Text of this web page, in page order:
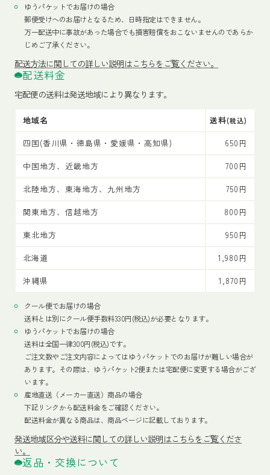
ゆうパケットでお届けの場合
郵便受けへのお届けとなるため、日時指定はできません。
万一配送中に事故があった場合でも損害賠償をおこないませんのであらか
じめご了承ください。
配送方法に関しての詳しい説明はこちらをご覧ください。
配送料金
宅配便の送料は発送地域により異なります。
地域名 送料(税込)
四国(香川県・徳島県・愛媛県・高知県)
650円
中国地方、近畿地方
700円
北陸地方、東海地方、九州地方
750円
関東地方、信越地方
800円
東北地方
950円
北海道
1,980円
沖縄県
1,870円
クール便でお届けの場合
送料とは別にクール便手数料330円(税込)が必要となります。
ゆうパケットでお届けの場合
送料は全国一律300円(税込)です。
ご注文数やご注文内容によってはゆうパケットでのお届けが難しい場合が
あります。その際は、ゆうパケット2便または宅配便に変更する場合がござ
います。
産地直送（メーカー直送）商品の場合
下記リンクから配送料金をご確認ください。
配送料金が異なる商品は、商品ページに記載しております。
発送地域区分や送料に関しての詳しい説明はこちらをご覧くださ
い。
返品・交換について